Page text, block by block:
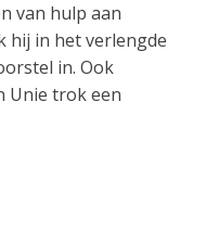
van hulp aan
hij in het verlengde
in. Ook
Unie trok een